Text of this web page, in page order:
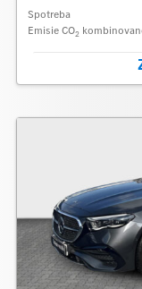
Spotreba
Emisie CO2